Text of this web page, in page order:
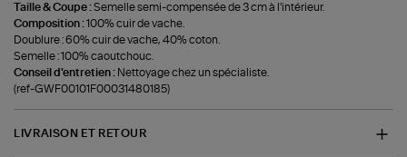
Taille & Coupe :Semelle semi-compensée de 3 cm à l'intérieur.
Composition :100% cuir de vache.
Doublure : 60% cuir de vache, 40% coton.
Semelle : 100% caoutchouc.
Conseil d'entretien : Nettoyage chez un spécialiste.
(ref-GWF00101F00031480185)
LIVRAISON ET RETOUR